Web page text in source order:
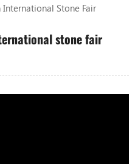
Stone Fair
stone fair